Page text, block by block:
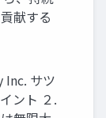
献する
サツ
ント ２.